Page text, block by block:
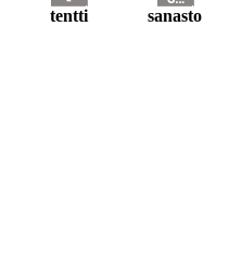
tentti
sanasto